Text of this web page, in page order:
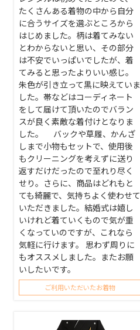
たくさんある着物の中から自分
に合うサイズを選ぶところから
はじめました。柄は着てみない
とわからないと思い、その部分
は不安でいっぱいでしたが、着
てみると思ったよりいい感じ。
朱色が引き立って黒に映えていま
した。帯などはコーディネート
をして届けて頂いたのでバラン
スが良く素敵な着付けとなりま
した。 バックや草履、かんざ
しまで小物もセットで、使用後
もクリーニングを考えずに送り
返すだけだったので至れり尽く
せり。さらに、商品はどれもと
ても綺麗で、気持ちよく使わせて
いただきました。結婚式は嬉し
いけれど着ていくもので気が重
くなっていのですが、これなら
気軽に行けます。 思わず周りに
もオススメしました。またお願
いしたいです。
ご利用いただいたお着物